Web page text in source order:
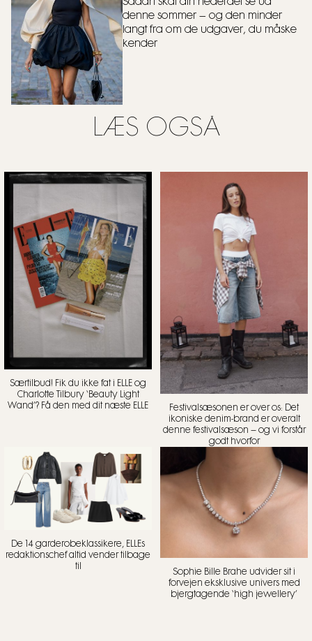
denne sommer – og den minder
langt fra om de udgaver, du måske
kender
LÆS OGSÅ
Særtilbud! Fik du ikke fat i ELLE og
Charlotte Tilbury ‘Beauty Light
Wand’? Få den med dit næste ELLE
Festivalsæsonen er over os: Det
ikoniske denim-brand er overalt
denne festivalsæson – og vi forstår
godt hvorfor
De 14 garderobeklassikere, ELLEs
redaktionschef altid vender tilbage
til
Sophie Bille Brahe udvider sit i
forvejen eksklusive univers med
bjergtagende ‘high jewellery’